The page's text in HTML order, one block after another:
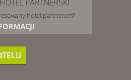
PARTNERSKI
hotel partnerem?